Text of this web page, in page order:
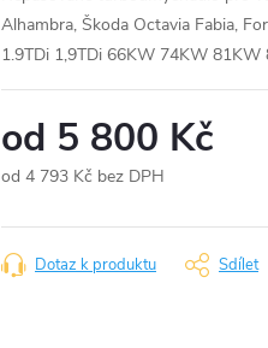
Alhambra, Škoda Octavia Fabia,
1.9TDi 1,9TDi 66KW 74KW 81KW
od 5 800 Kč
od 4 793 Kč bez DPH
cena:
Dotaz k produktu Sdílet